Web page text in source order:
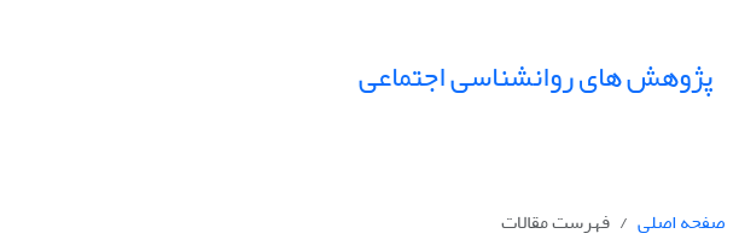
پژوهش های روانشناسی اجتماعی
صفحه اصلی
فهرست مقالات